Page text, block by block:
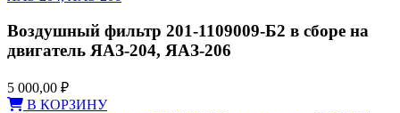
Воздушный фильтр 201-1109009-Б2 в сборе на
двигатель ЯАЗ-204, ЯАЗ-206
5 000,00 ₽
В КОРЗИНУ